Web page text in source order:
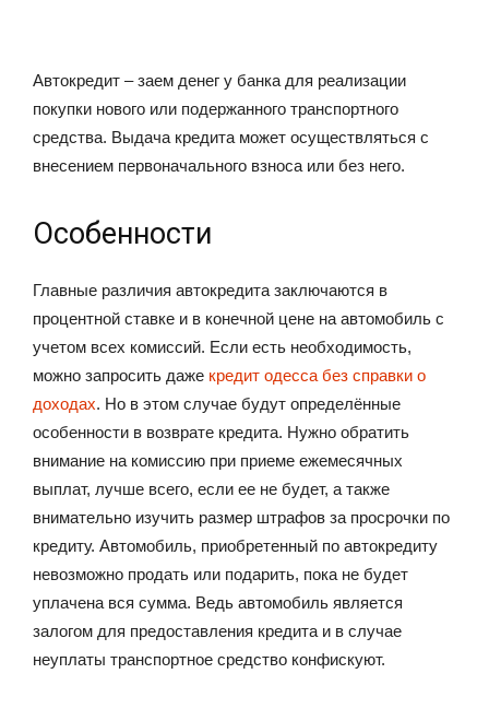
Автокредит – заем денег у банка для реализации
покупки нового или подержанного транспортного
средства. Выдача кредита может осуществляться с
внесением первоначального взноса или без него.
Особенности
Главные различия автокредита заключаются в
процентной ставке и в конечной цене на автомобиль с
учетом всех комиссий. Если есть необходимость,
можно запросить даже кредит одесса без справки о
доходах. Но в этом случае будут определённые
особенности в возврате кредита. Нужно обратить
внимание на комиссию при приеме ежемесячных
выплат, лучше всего, если ее не будет, а также
внимательно изучить размер штрафов за просрочки по
кредиту. Автомобиль, приобретенный по автокредиту
невозможно продать или подарить, пока не будет
уплачена вся сумма. Ведь автомобиль является
залогом для предоставления кредита и в случае
неуплаты транспортное средство конфискуют.